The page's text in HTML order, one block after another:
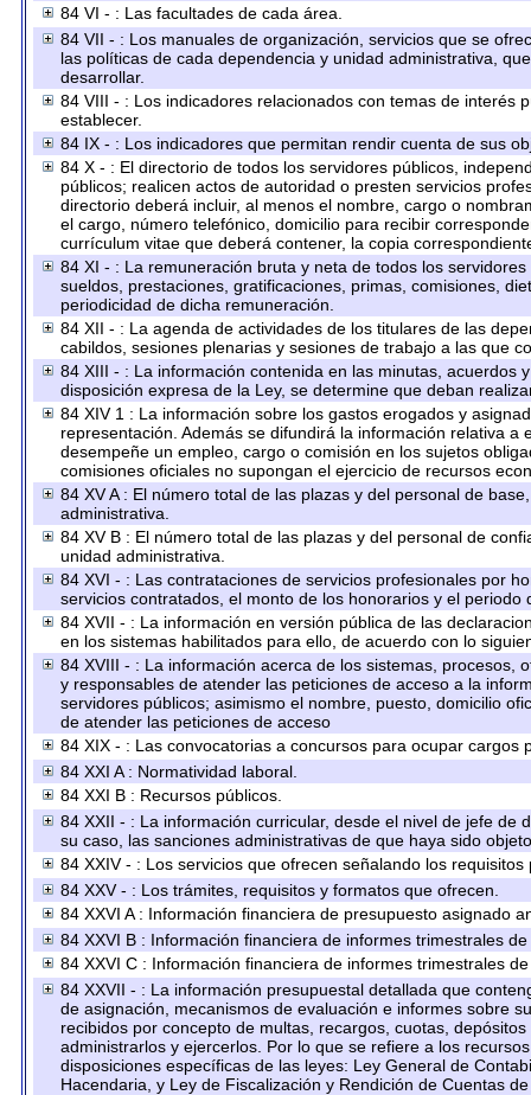
84 VI - : Las facultades de cada área.
84 VII - : Los manuales de organización, servicios que se
las políticas de cada dependencia y unidad administrativa,
desarrollar.
84 VIII - : Los indicadores relacionados con temas de interés
establecer.
84 IX - : Los indicadores que permitan rendir cuenta de sus
84 X - : El directorio de todos los servidores públicos,
públicos; realicen actos de autoridad o presten servicios
directorio deberá incluir, al menos el nombre, cargo o
el cargo, número telefónico, domicilio para recibir
currículum vitae que deberá contener, la copia
84 XI - : La remuneración bruta y neta de todos los
sueldos, prestaciones, gratificaciones, primas, comisiones,
periodicidad de dicha remuneración.
84 XII - : La agenda de actividades de los titulares de las
cabildos, sesiones plenarias y sesiones de trabajo a las que
84 XIII - : La información contenida en las minutas, acuerdos
disposición expresa de la Ley, se determine que deban
84 XIV 1 : La información sobre los gastos erogados y
representación. Además se difundirá la información relativa
desempeñe un empleo, cargo o comisión en los sujetos
comisiones oficiales no supongan el ejercicio de recursos
84 XV A : El número total de las plazas y del personal de
administrativa.
84 XV B : El número total de las plazas y del personal de
unidad administrativa.
84 XVI - : Las contrataciones de servicios profesionales por
servicios contratados, el monto de los honorarios y el periodo
84 XVII - : La información en versión pública de las
en los sistemas habilitados para ello, de acuerdo con lo
84 XVIII - : La información acerca de los sistemas, procesos,
y responsables de atender las peticiones de acceso a la
servidores públicos; asimismo el nombre, puesto, domicilio
de atender las peticiones de acceso
84 XIX - : Las convocatorias a concursos para ocupar cargos
84 XXI A : Normatividad laboral.
84 XXI B : Recursos públicos.
84 XXII - : La información curricular, desde el nivel de jefe
su caso, las sanciones administrativas de que haya sido
84 XXIV - : Los servicios que ofrecen señalando los
84 XXV - : Los trámites, requisitos y formatos que ofrecen.
84 XXVI A : Información financiera de presupuesto asignado
84 XXVI B : Información financiera de informes trimestrales
84 XXVI C : Información financiera de informes trimestrales
84 XXVII - : La información presupuestal detallada que
de asignación, mecanismos de evaluación e informes sobre
recibidos por concepto de multas, recargos, cuotas,
administrarlos y ejercerlos. Por lo que se refiere a los
disposiciones específicas de las leyes: Ley General de
Hacendaria, y Ley de Fiscalización y Rendición de Cuentas